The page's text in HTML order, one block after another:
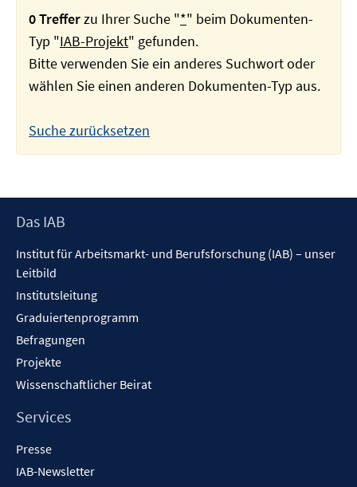
0 Trefferzu Ihrer Suche "*" beim Dokumenten-
Typ "IAB-Projekt" gefunden.
Bitte verwenden Sie ein anderes Suchwort oder
wählen Sie einen anderen Dokumenten-Typ aus.
Suche zurücksetzen
Footer
Das IAB
Institut für Arbeitsmarkt- und Berufsforschung (IAB) – unser
Leitbild
Institutsleitung
Graduiertenprogramm
Befragungen
Projekte
Wissenschaftlicher Beirat
Services
Presse
IAB-Newsletter